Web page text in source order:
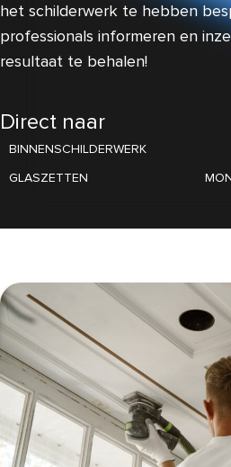
het schilderwerk te hebben
professionals informeren en
resultaat te behalen!
Direct naar
BINNENSCHILDERWERK
GLASZETTEN